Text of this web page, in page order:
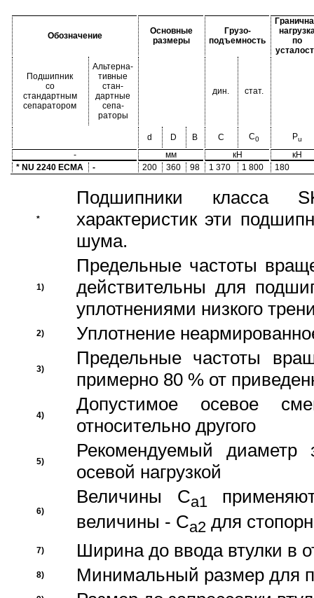
Обозначение
Основные
размеры
Грузо-
подъемность
по
Подшипник
со
стандартным
сепаратором
Альтерна-
тивные
стан-
дартные
сепа-
раторы
дин. стат.
d D B C C0 Pu
- мм кН
кН
* NU 2240 ECMA
- 200 360 98 1 370 1 800 180
*
Подшипники класса
характеристик эти
шума.
1)
Предельные частоты
действительны для
уплотнениями низкого
2) Уплотнение
3)
Предельные частоты
примерно 80 % от
4)
Допустимое осевое
относительно другого
5)
Рекомендуемый диаметр
осевой нагрузкой
6)
Величины Ca1
величины - Ca2 для
7) Ширина до ввода втулки в
8) Минимальный размер для